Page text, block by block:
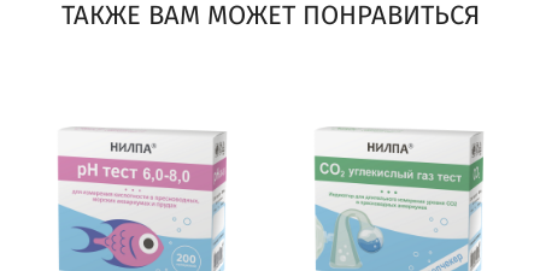
ТАКЖЕ ВАМ МОЖЕТ ПОНРАВИТЬСЯ